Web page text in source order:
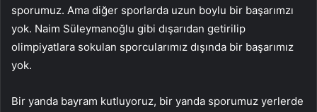
sporumuz. Ama diğer sporlarda uzun boylu bir başarımzı
yok. Naim Süleymanoğlu gibi dışarıdan getirilip
olimpiyatlara sokulan sporcularımız dışında bir başarımız
yok.
Bir yanda bayram kutluyoruz, bir yanda sporumuz yerlerde